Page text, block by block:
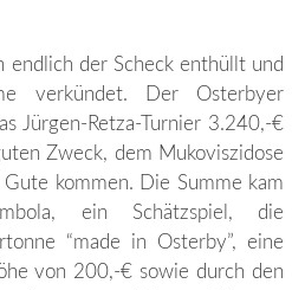
der Scheck enthüllt und
verkündet. Der Osterbyer
Jürgen-Retza-Turnier 3.240,-€
Zweck, dem Mukoviszidose
kommen. Die Summe kam
ein Schätzspiel, die
“made in Osterby”, eine
von 200,-€ sowie durch den